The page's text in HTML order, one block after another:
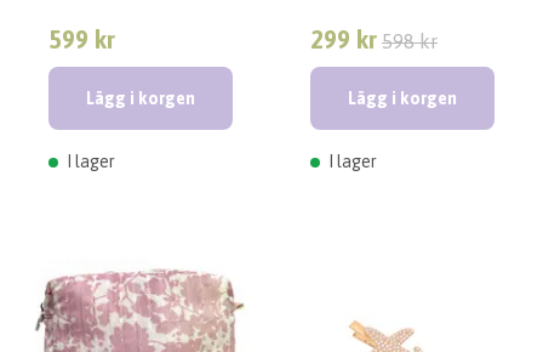
599 kr
Lägg i korgen
I lager
299 kr 598 kr
Lägg i korgen
I lager